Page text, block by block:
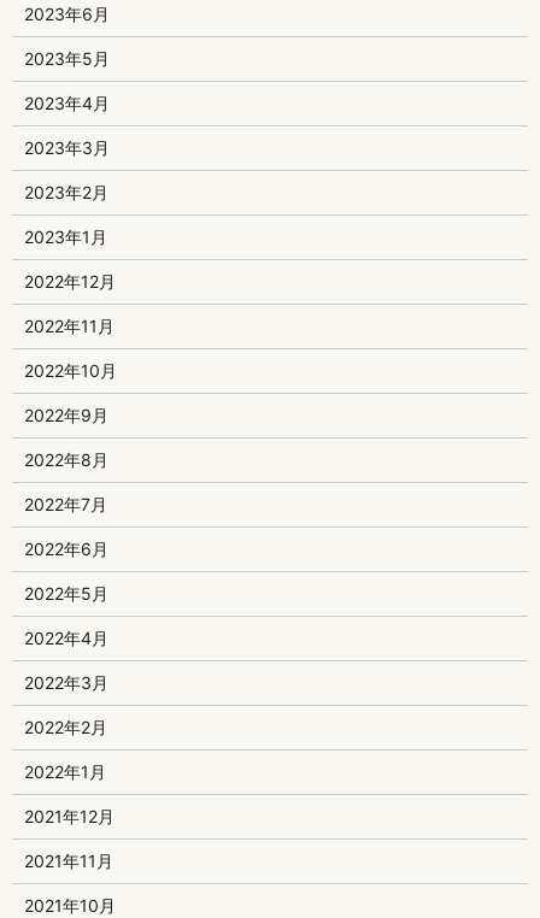
2023年6月
2023年5月
2023年4月
2023年3月
2023年2月
2023年1月
2022年12月
2022年11月
2022年10月
2022年9月
2022年8月
2022年7月
2022年6月
2022年5月
2022年4月
2022年3月
2022年2月
2022年1月
2021年12月
2021年11月
2021年10月